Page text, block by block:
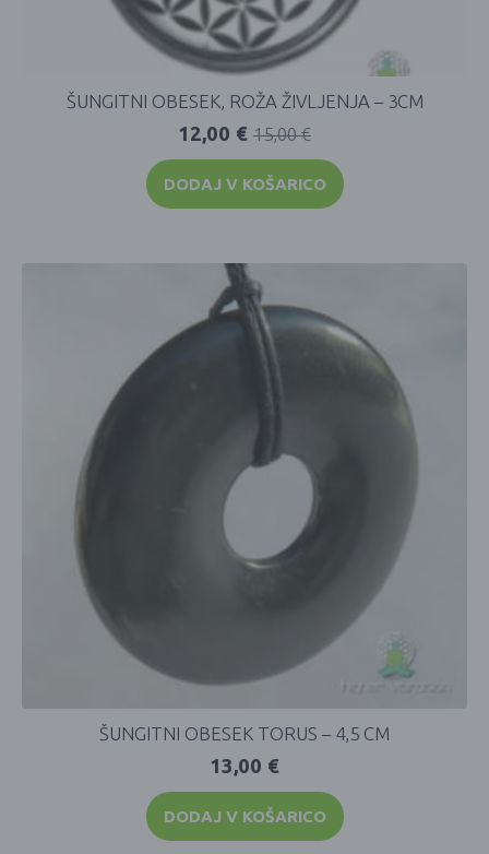
ŠUNGITNI OBESEK, ROŽA ŽIVLJENJA – 3CM
15,00€
12,00 €
DODAJ V KOŠARICO
ŠUNGITNI OBESEK TORUS – 4,5 CM
13,00 €
DODAJ V KOŠARICO